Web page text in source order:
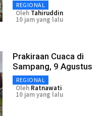
REGIONAL
Oleh Tahiruddin
10 jam yang lalu
Prakiraan Cuaca di
Sampang, 9 Agustus
REGIONAL
Oleh Ratnawati
10 jam yang lalu